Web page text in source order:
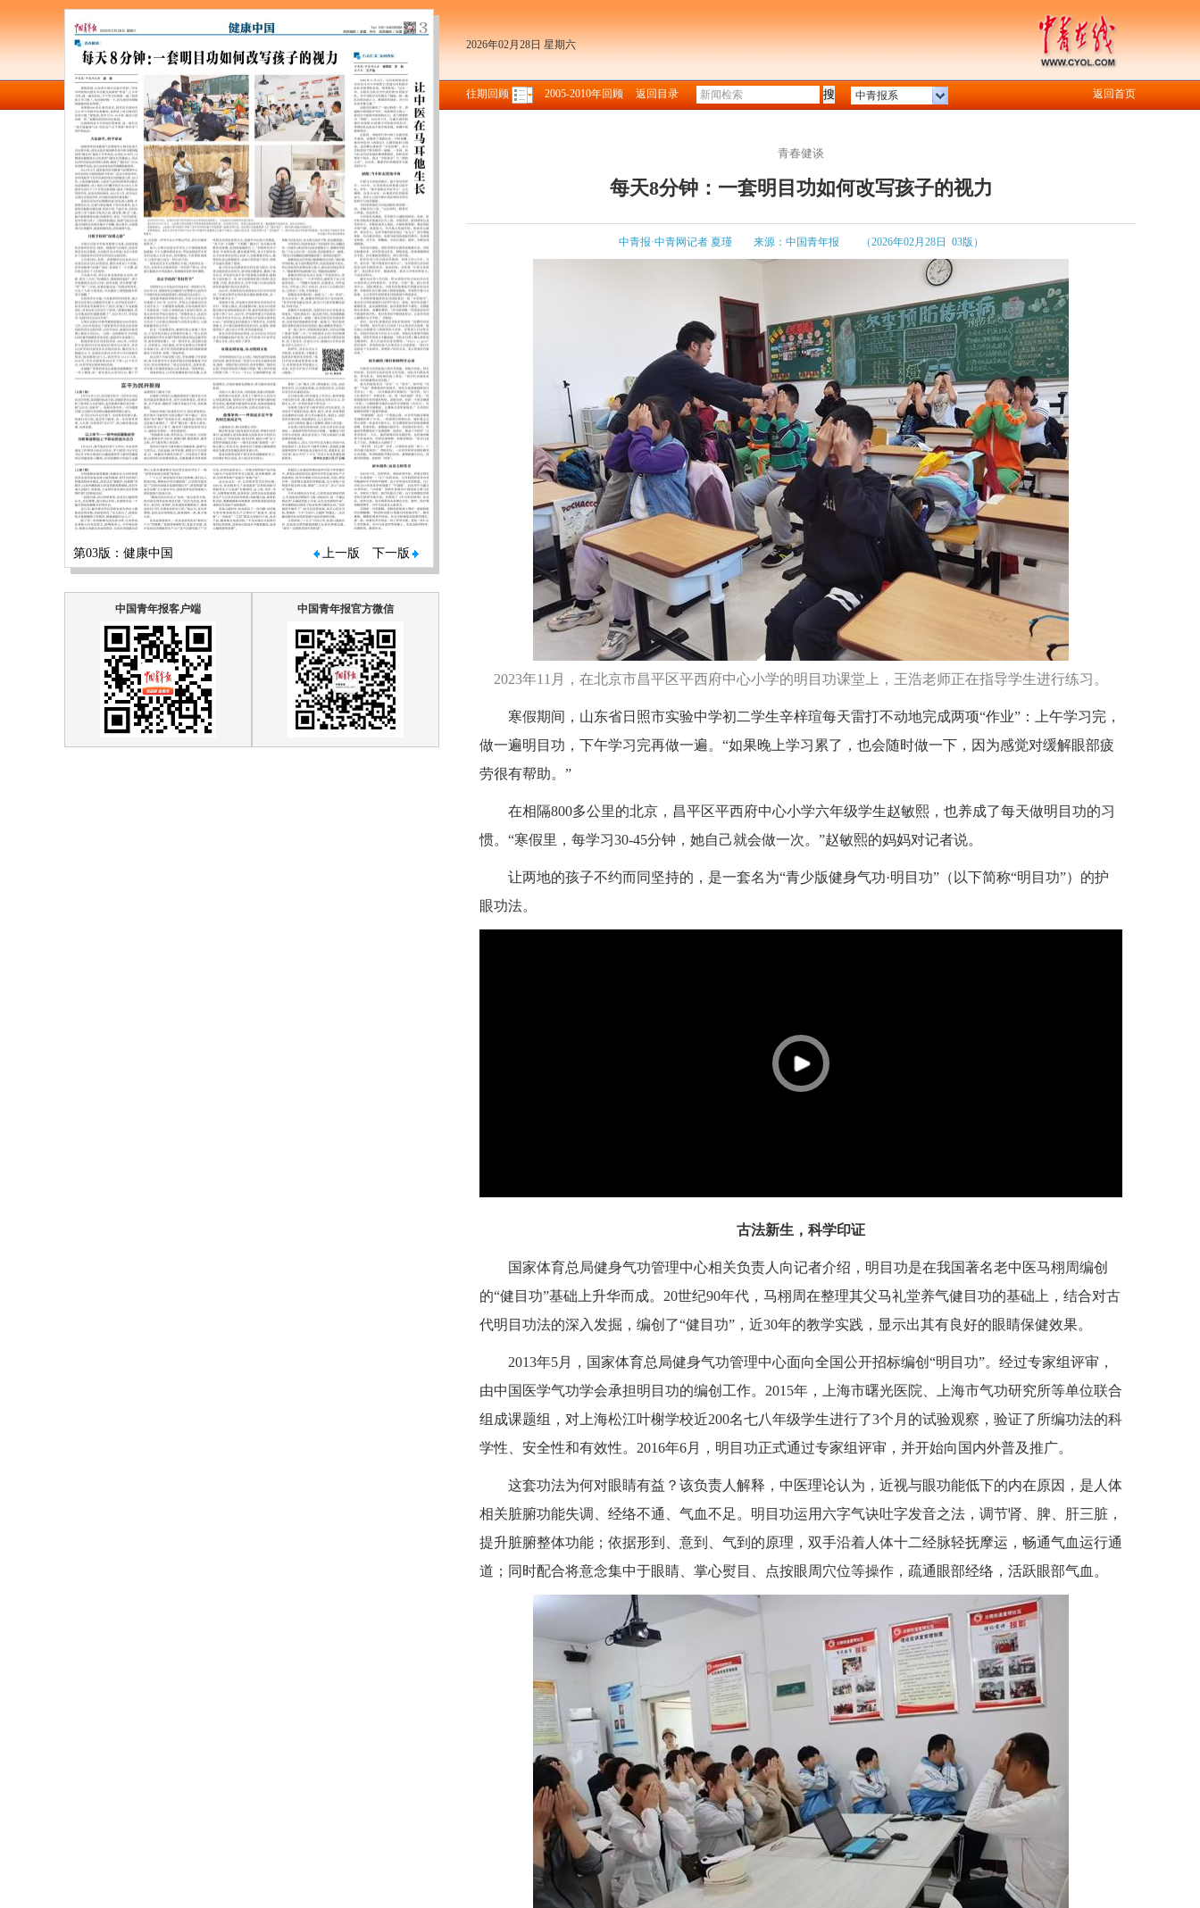
第03版：健康中国 上一版 下一版
中国青年报客户端 中国青年报官方微信
2026年02月28日 星期六
往期回顾 2005-2010年回顾 返回目录 中青报系 返回首页
青春健谈
每天8分钟：一套明目功如何改写孩子的视力
中青报·中青网记者 夏瑾 来源：中国青年报 （2026年02月28日 03版）
2023年11月，在北京市昌平区平西府中心小学的明目功课堂上，王浩老师正在指导学生进行练习。
寒假期间，山东省日照市实验中学初二学生辛梓瑄每天雷打不动地完成两项“作业”：上午学习完，
做一遍明目功，下午学习完再做一遍。“如果晚上学习累了，也会随时做一下，因为感觉对缓解眼部疲
劳很有帮助。”
在相隔800多公里的北京，昌平区平西府中心小学六年级学生赵敏熙，也养成了每天做明目功的习
惯。“寒假里，每学习30-45分钟，她自己就会做一次。”赵敏熙的妈妈对记者说。
让两地的孩子不约而同坚持的，是一套名为“青少版健身气功·明目功”（以下简称“明目功”）的护
眼功法。
古法新生，科学印证
国家体育总局健身气功管理中心相关负责人向记者介绍，明目功是在我国著名老中医马栩周编创
的“健目功”基础上升华而成。20世纪90年代，马栩周在整理其父马礼堂养气健目功的基础上，结合对古
代明目功法的深入发掘，编创了“健目功”，近30年的教学实践，显示出其有良好的眼睛保健效果。
2013年5月，国家体育总局健身气功管理中心面向全国公开招标编创“明目功”。经过专家组评审，
由中国医学气功学会承担明目功的编创工作。2015年，上海市曙光医院、上海市气功研究所等单位联合
组成课题组，对上海松江叶榭学校近200名七八年级学生进行了3个月的试验观察，验证了所编功法的科
学性、安全性和有效性。2016年6月，明目功正式通过专家组评审，并开始向国内外普及推广。
这套功法为何对眼睛有益？该负责人解释，中医理论认为，近视与眼功能低下的内在原因，是人体
相关脏腑功能失调、经络不通、气血不足。明目功运用六字气诀吐字发音之法，调节肾、脾、肝三脏，
提升脏腑整体功能；依据形到、意到、气到的原理，双手沿着人体十二经脉轻抚摩运，畅通气血运行通
道；同时配合将意念集中于眼睛、掌心熨目、点按眼周穴位等操作，疏通眼部经络，活跃眼部气血。